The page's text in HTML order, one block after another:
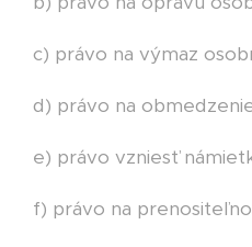
c) právo na výmaz
d) právo na
e) právo vzniesť
f) právo na